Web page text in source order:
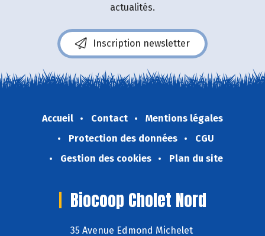
actualités.
Inscription newsletter
Accueil Contact
Mentions légales
Protection des données
CGU
Gestion des cookies
Plan du site
Biocoop Cholet Nord
35 Avenue Edmond Michelet